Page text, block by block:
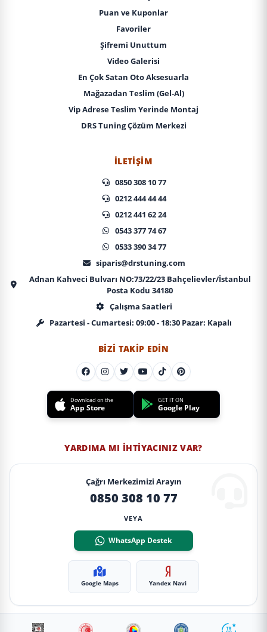
Puan ve Kuponlar
Favoriler
Şifremi Unuttum
Video Galerisi
En Çok Satan Oto Aksesuarla
Mağazadan Teslim (Gel-Al)
Vip Adrese Teslim Yerinde Montaj
DRS Tuning Çözüm Merkezi
İLETIŞIM
0850 308 10 77
0212 444 44 44
0212 441 62 24
0543 377 74 67
0533 390 34 77
siparis@drstuning.com
Adnan Kahveci Bulvarı NO:73/22/23 Bahçelievler/İstanbul
Posta Kodu 34180
Çalışma Saatleri
Pazartesi - Cumartesi: 09:00 - 18:30 Pazar: Kapalı
BIZI TAKIP EDIN
Download on the
App Store
GET IT ON
Google Play
YARDIMA MI İHTIYACINIZ VAR?
Çağrı Merkezimizi Arayın
0850 308 10 77
VEYA
WhatsApp Destek
Google Maps Yandex Navi